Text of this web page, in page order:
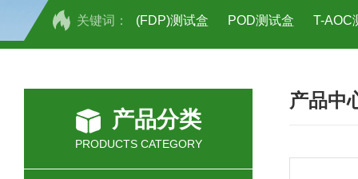
关键词： (FDP)测试盒 POD测试盒 T-AOC
人全式钴氨素2(HTSB2)elisa试剂盒现
人鞘脂(SPH)elisa试剂盒现货速发
产品分类
PRODUCTS CATEGORY
产品中